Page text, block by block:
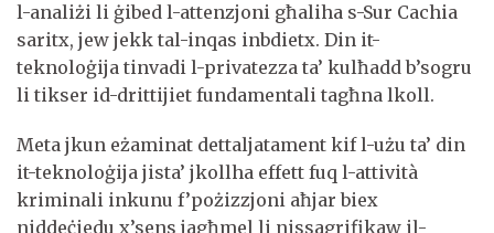
l-analiżi li ġibed l-attenzjoni għaliha s-Sur Cachia
saritx, jew jekk tal-inqas inbdietx. Din it-
teknoloġija tinvadi l-privatezza ta’ kulħadd b’sogru
li tikser id-drittijiet fundamentali tagħna lkoll.
Meta jkun eżaminat dettaljatament kif l-użu ta’ din
it-teknoloġija jista’ jkollha effett fuq l-attività
kriminali inkunu f’pożizzjoni aħjar biex
niddeċiedu x’sens jagħmel li nissagrifikaw il-